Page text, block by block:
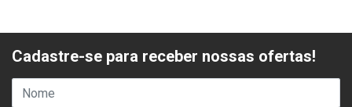
Cadastre-se para receber nossas ofertas!